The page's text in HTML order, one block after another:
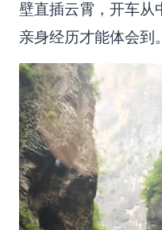
壁直插云霄，开车从
亲身经历才能体会到。